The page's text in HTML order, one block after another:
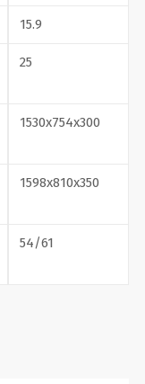
15.9
25
1530х754х300
1598х810х350
54/61